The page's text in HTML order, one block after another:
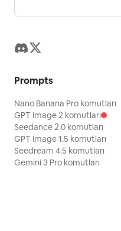
Prompts
Nano Banana Pro komutları
GPT Image 2 komutları
Seedance 2.0 komutları
GPT Image 1.5 komutları
Seedream 4.5 komutları
Gemini 3 Pro komutları